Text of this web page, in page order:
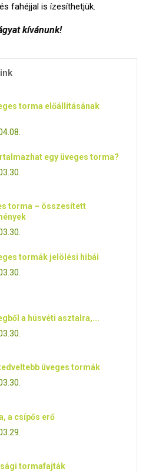
fahéjjal is ízesíthetjük.
kívánunk!
torma előállításának
egy üveges torma?
torma – összesített
tormák jelölési hibái
a húsvéti asztalra,...
üveges tormák
a csípős erő
tormafajták